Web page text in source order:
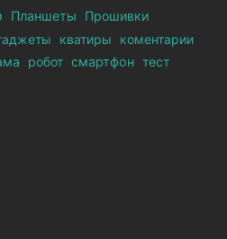
Планшеты
Прошивки
кватиры
коментарии
робот смартфон тест